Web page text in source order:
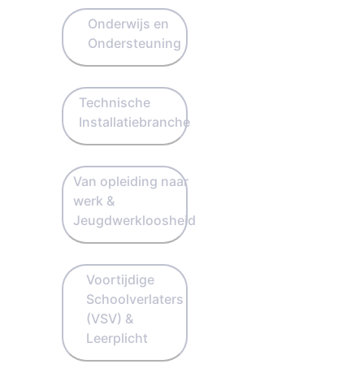
Onderwijs en
Ondersteuning
Technische
Installatiebranche
Van opleiding naar
werk &
Jeugdwerkloosheid
Voortijdige
Schoolverlaters
(VSV) &
Leerplicht